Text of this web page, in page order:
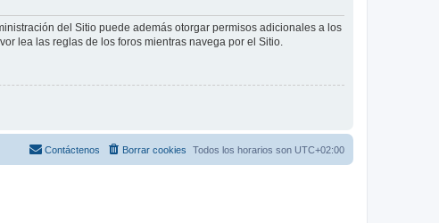
del Sitio puede además otorgar permisos adicionales a los
lea las reglas de los foros mientras navega por el Sitio.
Todos los horarios son UTC+02:00
Borrar cookies
Contáctenos